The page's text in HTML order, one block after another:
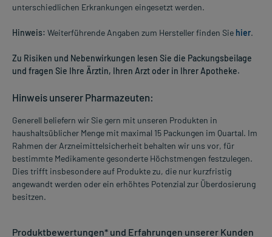
unterschiedlichen Erkrankungen eingesetzt werden.
Hinweis: Weiterführende Angaben zum Hersteller finden Sie hier.
Zu Risiken und Nebenwirkungen lesen Sie die Packungsbeilage
und fragen Sie Ihre Ärztin, Ihren Arzt oder in Ihrer Apotheke.
Hinweis unserer Pharmazeuten:
Generell beliefern wir Sie gern mit unseren Produkten in
haushaltsüblicher Menge mit maximal 15 Packungen im Quartal. Im
Rahmen der Arzneimittelsicherheit behalten wir uns vor, für
bestimmte Medikamente gesonderte Höchstmengen festzulegen.
Dies trifft insbesondere auf Produkte zu, die nur kurzfristig
angewandt werden oder ein erhöhtes Potenzial zur Überdosierung
besitzen.
Produktbewertungen* und Erfahrungen unserer Kunden